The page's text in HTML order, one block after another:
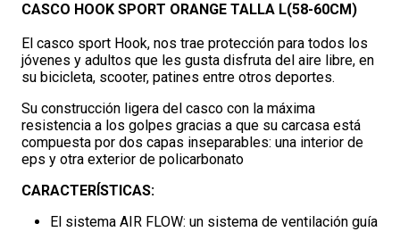
CASCO HOOK SPORT ORANGE TALLA L(58-60CM)
El casco sport Hook, nos trae protección para todos los
jóvenes y adultos que les gusta disfruta del aire libre, en
su bicicleta, scooter, patines entre otros deportes.
Su construcción ligera del casco con la máxima
resistencia a los golpes gracias a que su carcasa está
compuesta por dos capas inseparables: una interior de
eps y otra exterior de policarbonato
CARACTERÍSTICAS:
El sistema AIR FLOW: un sistema de ventilación guía